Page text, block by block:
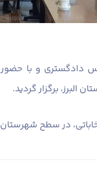
دادگستری و با حضور
برگزار گردید.
در سطح شهرستان